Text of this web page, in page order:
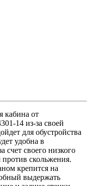
кабина от
14 из-за своей
для обустройства
удобна в
счет своего низкого
скольжения.
крепится на
выдержать